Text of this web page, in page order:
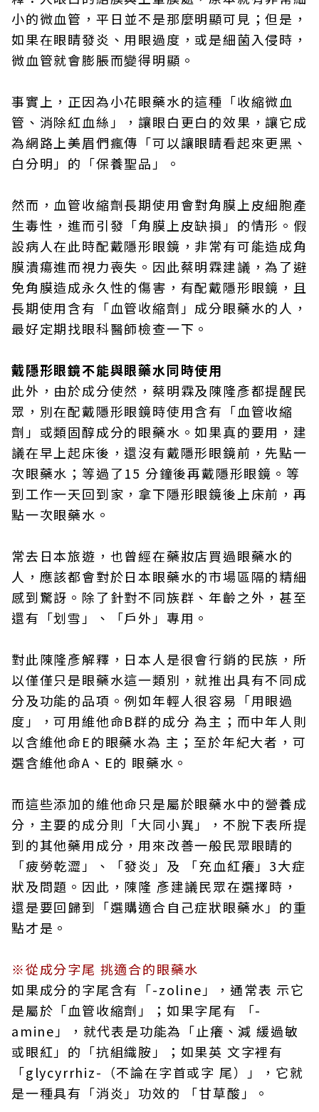
小的微血管，平日並不是那麼明顯可見；但是，
如果在眼睛發炎、用眼過度，或是細菌入侵時，
微血管就會膨脹而變得明顯。
事實上，正因為小花眼藥水的這種「收縮微血
管、消除紅血絲」，讓眼白更白的效果，讓它成
為網路上美眉們瘋傳「可以讓眼睛看起來更黑、
白分明」的「保養聖品」。
然而，血管收縮劑長期使用會對角膜上皮細胞產
生毒性，進而引發「角膜上皮缺損」的情形。假
設病人在此時配戴隱形眼鏡，非常有可能造成角
膜潰瘍進而視力喪失。因此蔡明霖建議，為了避
免角膜造成永久性的傷害，有配戴隱形眼鏡，且
長期使用含有「血管收縮劑」成分眼藥水的人，
最好定期找眼科醫師檢查一下。
戴隱形眼鏡不能與眼藥水同時使用
此外，由於成分使然，蔡明霖及陳隆彥都提醒民
眾，別在配戴隱形眼鏡時使用含有「血管收縮
劑」或類固醇成分的眼藥水。如果真的要用，建
議在早上起床後，還沒有戴隱形眼鏡前，先點一
次眼藥水；等過了15 分鐘後再戴隱形眼鏡。等
到工作一天回到家，拿下隱形眼鏡後上床前，再
點一次眼藥水。
常去日本旅遊，也曾經在藥妝店買過眼藥水的
人，應該都會對於日本眼藥水的市場區隔的精細
感到驚訝。除了針對不同族群、年齡之外，甚至
還有「划雪」、「戶外」專用。
對此陳隆彥解釋，日本人是很會行銷的民族，所
以僅僅只是眼藥水這一類別，就推出具有不同成
分及功能的品項。例如年輕人很容易「用眼過
度」，可用維他命B群的成分 為主；而中年人則
以含維他命E的眼藥水為 主；至於年紀大者，可
選含維他命A、E的 眼藥水。
而這些添加的維他命只是屬於眼藥水中的營養成
分，主要的成分則「大同小異」，不脫下表所提
到的其他藥用成分，用來改善一般民眾眼睛的
「疲勞乾澀」、「發炎」及 「充血紅癢」3大症
狀及問題。因此，陳隆 彥建議民眾在選擇時，
還是要回歸到「選購適合自己症狀眼藥水」的重
點才是。
※從成分字尾 挑適合的眼藥水
如果成分的字尾含有「-zoline」，通常表 示它
是屬於「血管收縮劑」；如果字尾有 「-
amine」，就代表是功能為「止癢、減 緩過敏
或眼紅」的「抗組織胺」；如果英 文字裡有
「glycyrrhiz-（不論在字首或字 尾）」，它就
是一種具有「消炎」功效的 「甘草酸」。